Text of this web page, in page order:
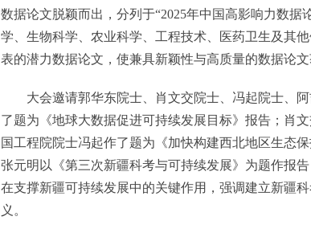
数据论文脱颖而出，分列于“2025年中国高影响力数据
学、生物科学、农业科学、工程技术、医药卫生及其
表的潜力数据论文，使兼具新颖性与高质量的数据论文
大会邀请郭华东院士、肖文交院士、冯起院士、阿
了题为《地球大数据促进可持续发展目标》报告；肖
国工程院院士冯起作了题为《加快构建西北地区生态
张元明以《第三次新疆科考与可持续发展》为题作报
在支撑新疆可持续发展中的关键作用，强调建立新疆
义。